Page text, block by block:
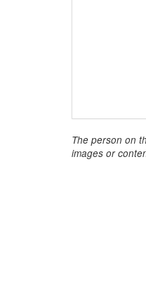
The person on
images or